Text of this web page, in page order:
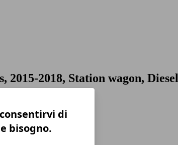
2015-2018, Station wagon, Diesel
di
bisogno.